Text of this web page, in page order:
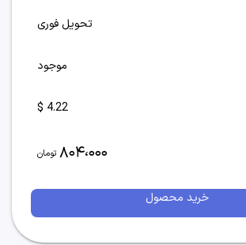
تحویل فوری
موجود
4.22 $
804،000 تومان
خرید محصول